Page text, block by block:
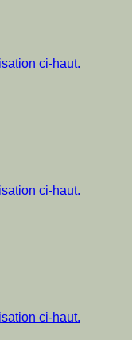
ci-haut.
ci-haut.
ci-haut.